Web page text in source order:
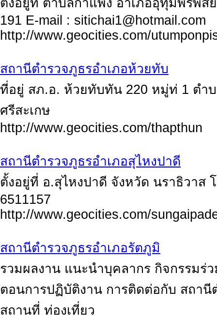
ตั้งอยู่ที่ ตำบลกำแพง อำเภออุทุมพรพิสั
191 E-mail : sitichai1@hotmail.com
http://www.geocities.com/
สถานีตำรวจภูธรอำเภอห้วยทับ
ที่อยู่ สภ.อ. ห้วยทับทัน 220 หมู่ท่ 1 ตำ
ศรีสะเกษ
http://www.geocities.com/thapthun
สถานีตำรวจภูธรอำเภอสุไหงปาดี
ตั้งอยู่ที่ อ.สุไหงปาดี จังหวัด นราธิวาส
6511157
http://www.geocities.com/
สถานีตำรวจภูธรอำเภอรัตภูมิ
รวมผลงาน แนะนำบุคลากร กิจกรรมร่
ตอนการปฏิบัติงาน การติดต่อกับ สถา
สถานที่ ท่องเที่ยว